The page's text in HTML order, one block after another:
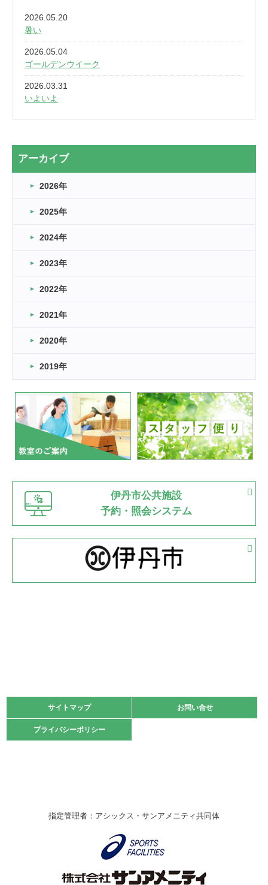
2026.05.20
暑い
2026.05.04
ゴールデンウイーク
2026.03.31
いよいよ
2026.03.20
なぎなた
2026.03.16
車いすバスケとRくんのお話
卒業・卒園の季節★
2026.03.11
緑ケ丘体育館
2022.11.03
緑ケ丘体育館
いたっぼーる大会☆彡
緑ケ丘体育館
2022.07.03
市内総合体育大会が開始
緑ケ丘体育館 猪名川運動広場
古池運動広場
2022.06.12
県知事杯争奪バレーボール大会が開催
緑ケ丘体育館
2022.05.05
体育協会長杯 バドミントン競技の部
2022.05.22
緑ケ丘体育館
2021.10.23
卓球選手権大会ラージボールの部開催☆
伊丹市総合体育大会 バレーボール大会が開催されました
なわとびイベントを開催しました！
アーカイブ
2026年
2025年
2024年
2023年
2022年
2021年
2020年
2019年
伊丹市公共施設
予約・照会システム
サイトマップ お問い合せ
プライバシーポリシー
サイトマップ お問い合せ
プライバシーポリシー
指定管理者：アシックス・サンアメニティ共同体